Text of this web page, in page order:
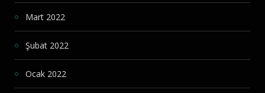
Mart 2022
Şubat 2022
Ocak 2022